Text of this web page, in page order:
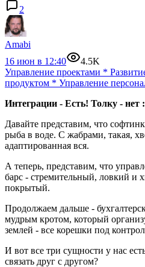
2
Amabi
16 июн в 12:40
4.5K
Управление проектами *
продуктом * Управление
Интеграции - Есть! Толку - нет
Давайте представим, что
рыба в воде. С жабрами, такая,
адаптированная вся.
А теперь, представим, что
барс - стремительный, ловкий
покрытый.
Продолжаем дальше -
мудрым кротом, который
землей - все корешки под
И вот все три сущности у нас
связать друг с другом?